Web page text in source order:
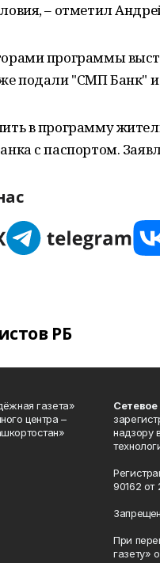
– отметил
программы
подали "СМП Банк"
в программу
с паспортом.
РБ
газета»
центра –
надзору
90162 от
При
газету»